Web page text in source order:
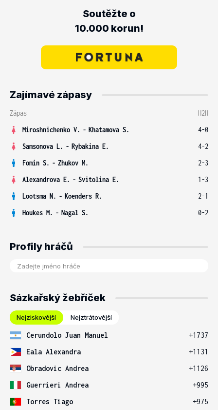
Soutěžte o
10.000 korun!
Zajímavé zápasy
Zápas
H2H
Miroshnichenko V. - Khatamova S.
4-0
Samsonova L. - Rybakina E.
4-2
Fomin S. - Zhukov M.
2-3
Alexandrova E. - Svitolina E.
1-3
Lootsma N. - Koenders R.
2-1
Houkes M. - Nagal S. 0-2
Profily hráčů
Sázkařský žebříček
Nejziskovější Nejztrátovější
Cerundolo Juan Manuel
+1737
Eala Alexandra
+1131
Obradovic Andrea
+1126
Guerrieri Andrea
+995
Torres Tiago
+975